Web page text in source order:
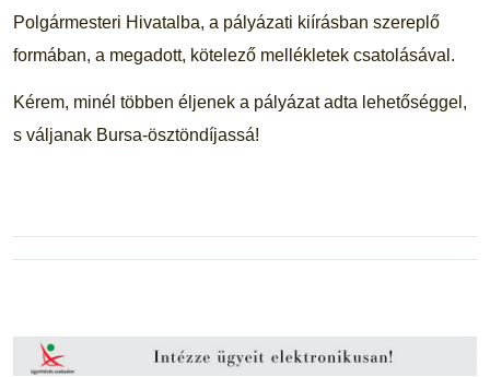
Polgármesteri Hivatalba, a pályázati kiírásban szereplő
formában, a megadott, kötelező mellékletek csatolásával.
Kérem, minél többen éljenek a pályázat adta lehetőséggel,
s váljanak Bursa-ösztöndíjassá!